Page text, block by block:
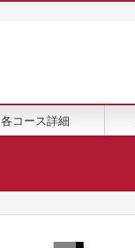
各コース詳細